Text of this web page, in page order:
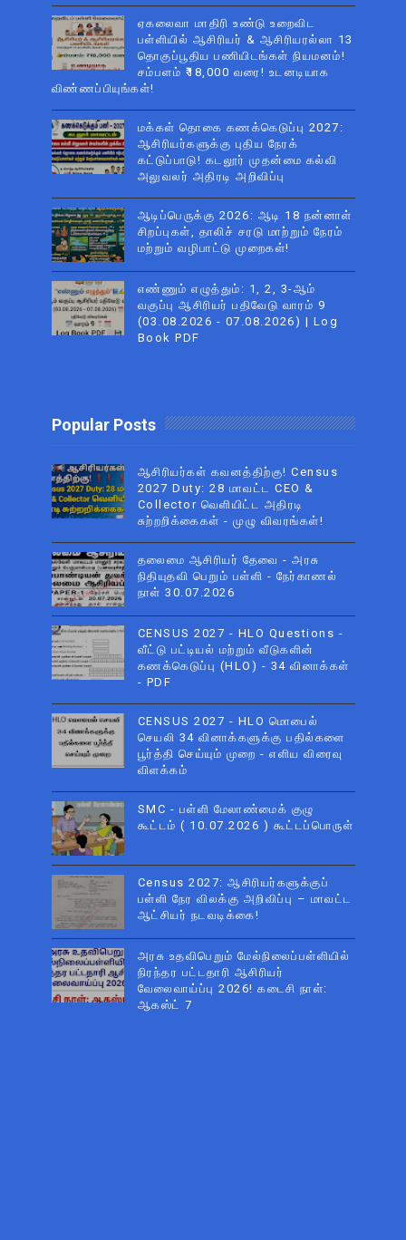
ஏகலைவா மாதிரி உண்டு உறைவிட
பள்ளியில் ஆசிரியர் & ஆசிரியரல்லா 13
தொகுப்பூதிய பணியிடங்கள் நியமனம்!
சம்பளம் ₹18,000 வரை! உடனடியாக
விண்ணப்பியுங்கள்!
மக்கள் தொகை கணக்கெடுப்பு 2027:
ஆசிரியர்களுக்கு புதிய நேரக்
கட்டுப்பாடு! கடலூர் முதன்மை கல்வி
அலுவலர் அதிரடி அறிவிப்பு
ஆடிப்பெருக்கு 2026: ஆடி 18 நன்னாள்
சிறப்புகள், தாலிச் சரடு மாற்றும் நேரம்
மற்றும் வழிபாட்டு முறைகள்!
எண்ணும் எழுத்தும்: 1, 2, 3-ஆம்
வகுப்பு ஆசிரியர் பதிவேடு வாரம் 9
(03.08.2026 - 07.08.2026) | Log
Book PDF
Popular Posts
ஆசிரியர்கள் கவனத்திற்கு! Census
2027 Duty: 28 மாவட்ட CEO &
Collector வெளியிட்ட அதிரடி
சுற்றறிக்கைகள் - முழு விவரங்கள்!
தலைமை ஆசிரியர் தேவை - அரசு
நிதியுதவி பெறும் பள்ளி - நேர்காணல்
நாள் 30.07.2026
CENSUS 2027 - HLO Questions -
வீட்டு பட்டியல் மற்றும் வீடுகளின்
கணக்கெடுப்பு (HLO) - 34 வினாக்கள்
- PDF
CENSUS 2027 - HLO மொபைல்
செயலி 34 வினாக்களுக்கு பதில்களை
பூர்த்தி செய்யும் முறை - எளிய விரைவு
விளக்கம்
SMC - பள்ளி மேலாண்மைக் குழு
கூட்டம் ( 10.07.2026 ) கூட்டப்பொருள்
Census 2027: ஆசிரியர்களுக்குப்
பள்ளி நேர விலக்கு அறிவிப்பு – மாவட்ட
ஆட்சியர் நடவடிக்கை!
அரசு உதவிபெறும் மேல்நிலைப்பள்ளியில்
நிரந்தர பட்டதாரி ஆசிரியர்
வேலைவாய்ப்பு 2026! கடைசி நாள்:
ஆகஸ்ட் 7